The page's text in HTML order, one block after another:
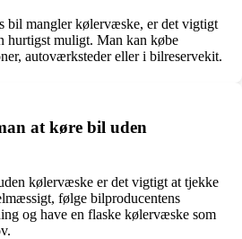
bil mangler kølervæske, er det vigtigt
hurtigst muligt. Man kan købe
autoværksteder eller i bilreservekit.
at køre bil uden
kølervæske er det vigtigt at tjekke
følge bilproducentens
og have en flaske kølervæske som